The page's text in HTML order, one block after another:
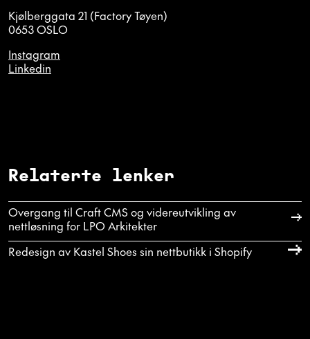
Kjølberggata 21 (Factory Tøyen)
0653 OSLO
Instagram
Linkedin
Relaterte lenker
Overgang til Craft CMS og videreutvikling av
nettløsning for LPO Arkitekter
Redesign av Kastel Shoes sin nettbutikk i Shopify